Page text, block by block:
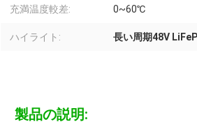
充満温度較差: 0~60℃
ハイライト: 長い周期48V
製品の説明: